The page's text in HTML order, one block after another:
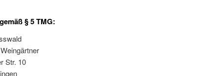
§ 5 TMG:
Str. 10